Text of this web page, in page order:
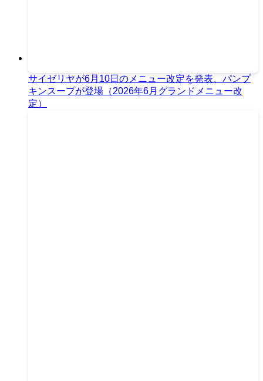
サイゼリヤが6月10日のメニュー改定を発表、パンプ
キンスープが登場（2026年6月グランドメニュー改
定）